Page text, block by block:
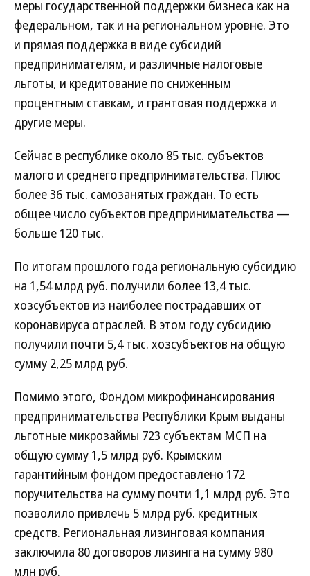
меры государственной поддержки бизнеса как на
федеральном, так и на региональном уровне. Это
и прямая поддержка в виде субсидий
предпринимателям, и различные налоговые
льготы, и кредитование по сниженным
процентным ставкам, и грантовая поддержка и
другие меры.
Сейчас в республике около 85 тыс. субъектов
малого и среднего предпринимательства. Плюс
более 36 тыс. самозанятых граждан. То есть
общее число субъектов предпринимательства —
больше 120 тыс.
По итогам прошлого года региональную субсидию
на 1,54 млрд руб. получили более 13,4 тыс.
хозсубъектов из наиболее пострадавших от
коронавируса отраслей. В этом году субсидию
получили почти 5,4 тыс. хозсубъектов на общую
сумму 2,25 млрд руб.
Помимо этого, Фондом микрофинансирования
предпринимательства Республики Крым выданы
льготные микрозаймы 723 субъектам МСП на
общую сумму 1,5 млрд руб. Крымским
гарантийным фондом предоставлено 172
поручительства на сумму почти 1,1 млрд руб. Это
позволило привлечь 5 млрд руб. кредитных
средств. Региональная лизинговая компания
заключила 80 договоров лизинга на сумму 980
млн руб.